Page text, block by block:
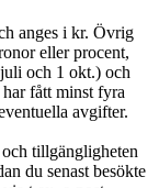
anges i kr. Övrig
eller procent,
och 1 okt.) och
har fått minst fyra
avgifter.
tillgängligheten
du senast besökte